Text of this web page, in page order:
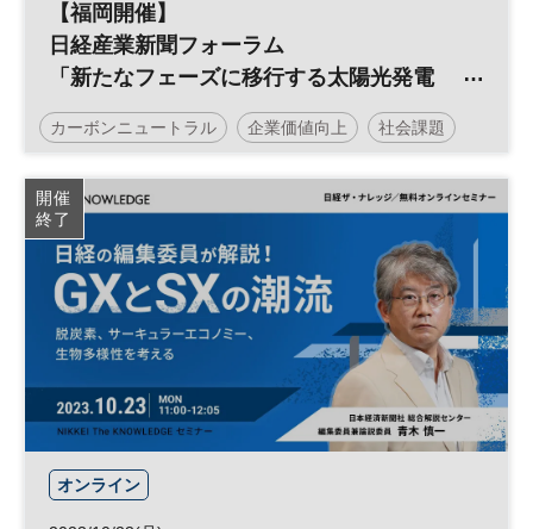
【福岡開催】
日経産業新聞フォーラム
「新たなフェーズに移行する太陽光発電
～自家消費とPPAを活用し、脱炭素経営の
実現へ～」
カーボンニュートラル 企業価値向上 社会課題
サステナビリティ 企業価値 脱炭素 環境
エネルギー
経営戦略 太陽光発電 ESG投資 参加無料
日経産業新聞フォーラム
開催
終了
オンライン